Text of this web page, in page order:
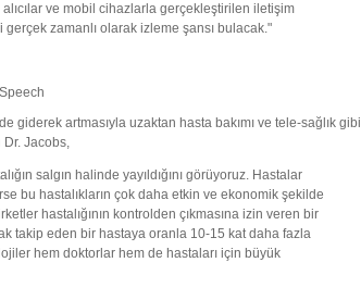
ve mobil cihazlarla gerçekleştirilen iletişim
zamanlı olarak izleme şansı bulacak."
giderek artmasıyla uzaktan hasta bakımı ve tele-sağlık gibi
Dr. Jacobs,
salgın halinde yayıldığını görüyoruz. Hastalar
bu hastalıkların çok daha etkin ve ekonomik şekilde
hastalığının kontrolden çıkmasına izin veren bir
takip eden bir hastaya oranla 10-15 kat daha fazla
hem doktorlar hem de hastaları için büyük